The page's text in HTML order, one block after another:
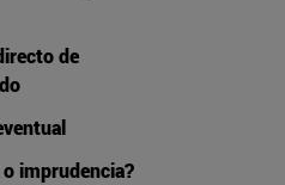
de
imprudencia?